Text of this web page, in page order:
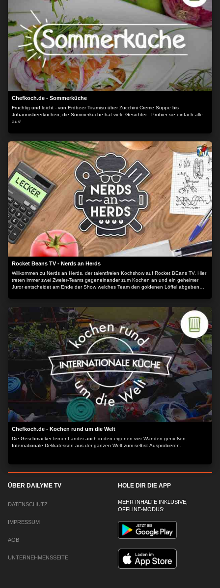
Chefkoch.de - Sommerküche
Fruchtig und leicht - von Erdbeer Tiramisu über Zucchini Creme Suppe bis
Johannisbeerkuchen, die Sommerküche hat viele Gesichter - Probier sie einfach alle
aus!
Rocket Beans TV - Nerds an Herds
Willkommen zu Nerds an Herds, der talentfreien Kochshow auf Rocket BEans TV. Hier
treten immer zwei Zweier-Teams gegeneinander zum Kochen an und ein geheimer
Juror entscheidet am Ende der Show welches Team den goldenen Löffel abgeben
Chefkoch.de - Kochen rund um die Welt
Die Geschmäcker ferner Länder auch in den eigenen vier Wänden genießen.
Internationale Delikatessen aus der ganzen Welt zum selbst Ausprobieren.
ÜBER DAILYME TV
DATENSCHUTZ
IMPRESSUM
AGB
UNTERNEHMENSSEITE
HOLE DIR DIE APP
MEHR INHALTE INKLUSIVE,
OFFLINE-MODUS: